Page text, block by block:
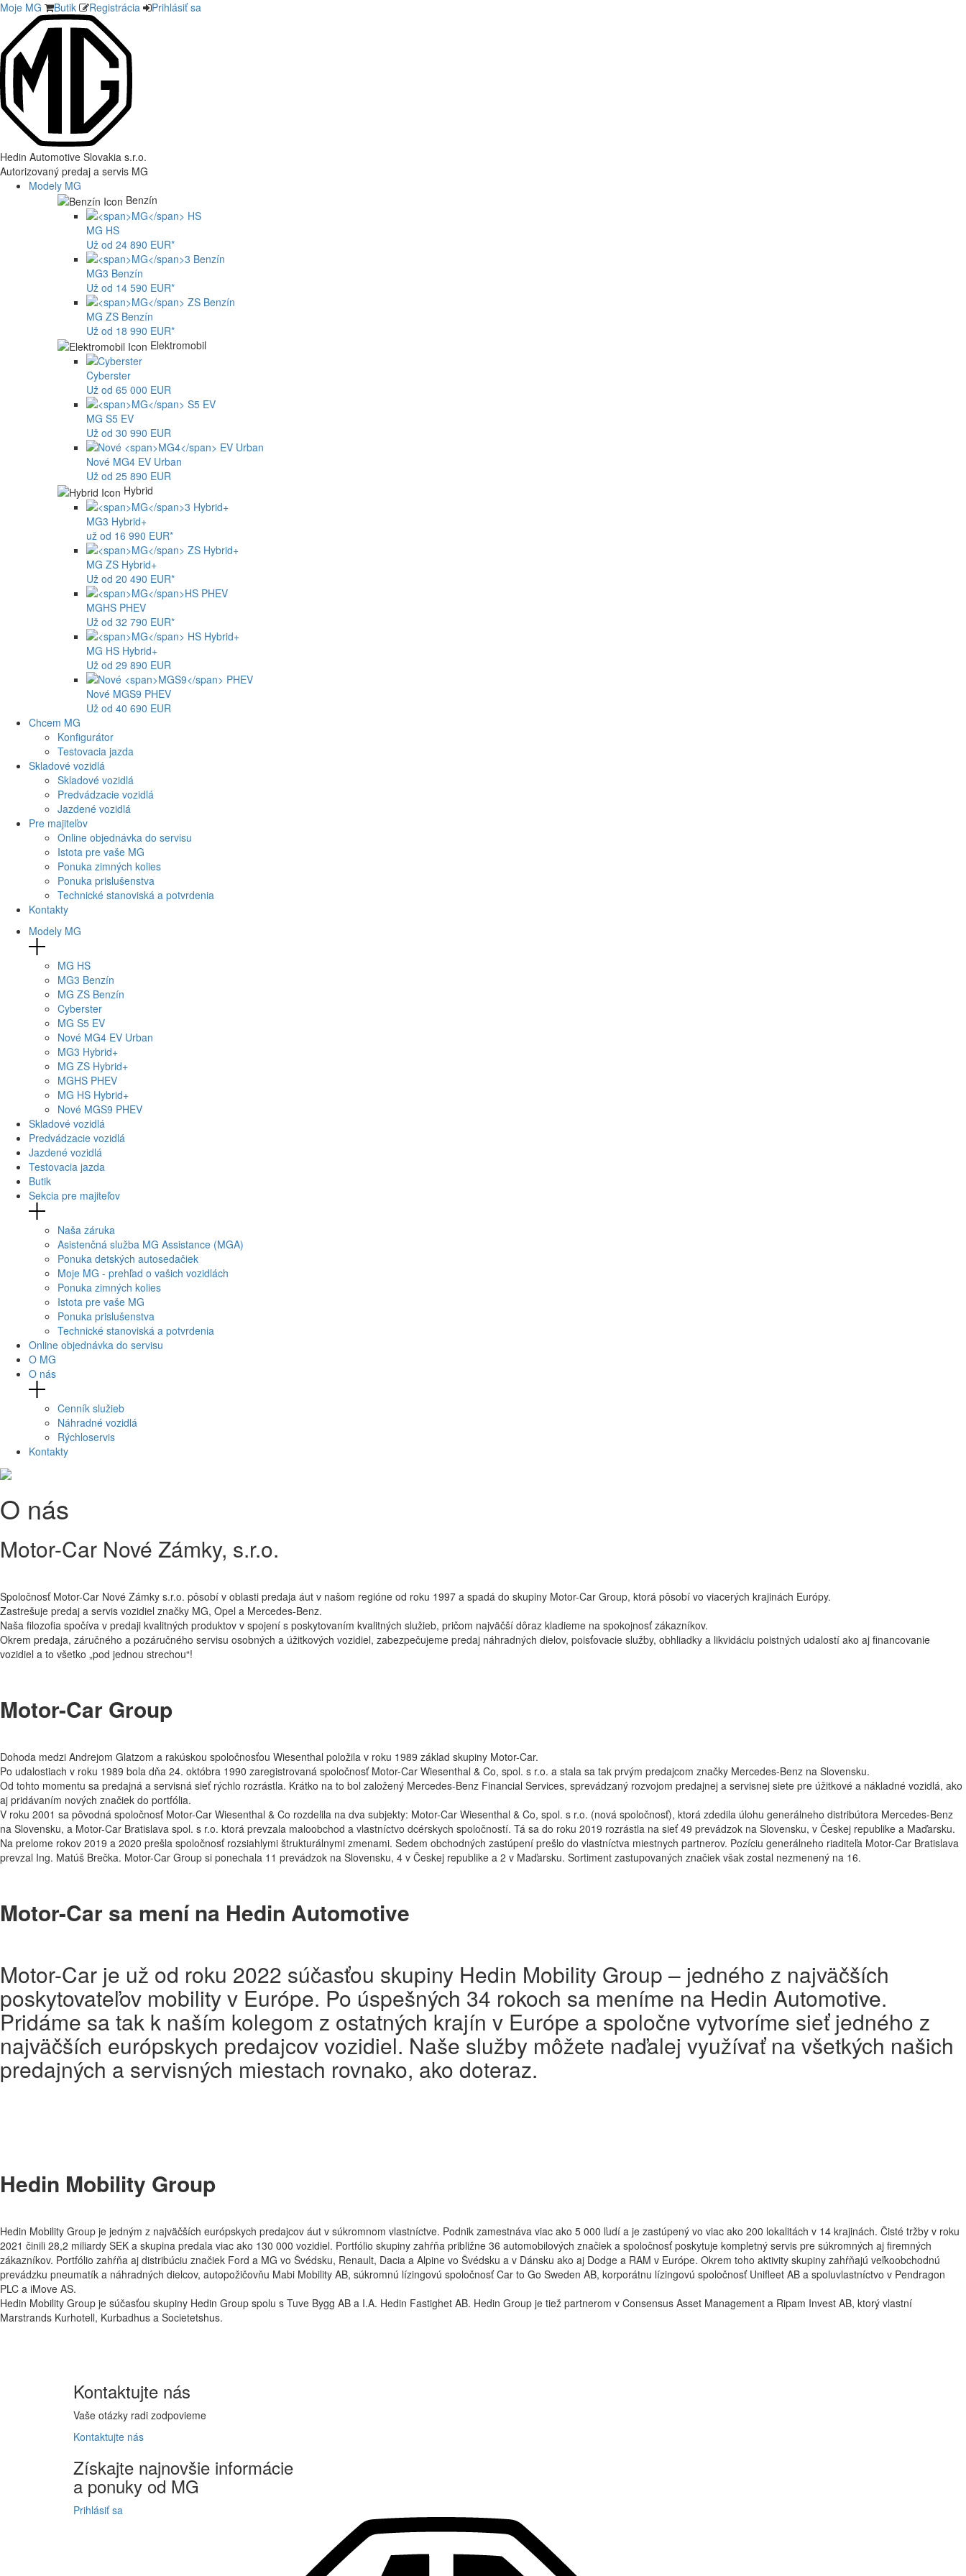
Moje MG Butik Registrácia Prihlásiť sa
Hedin Automotive Slovakia s.r.o.
Autorizovaný predaj a servis MG
Modely MG
Benzín
MG HS
Už od 24 890 EUR*
MG3 Benzín
Už od 14 590 EUR*
MG ZS Benzín
Už od 18 990 EUR*
Elektromobil
Cyberster
Už od 65 000 EUR
MG S5 EV
Už od 30 990 EUR
Nové MG4 EV Urban
Už od 25 890 EUR
Hybrid
MG3 Hybrid+
už od 16 990 EUR*
MG ZS Hybrid+
Už od 20 490 EUR*
MGHS PHEV
Už od 32 790 EUR*
MG HS Hybrid+
Už od 29 890 EUR
Nové MGS9 PHEV
Už od 40 690 EUR
Chcem MG
Konfigurátor
Testovacia jazda
Skladové vozidlá
Skladové vozidlá
Predvádzacie vozidlá
Jazdené vozidlá
Pre majiteľov
Online objednávka do servisu
Istota pre vaše MG
Ponuka zimných kolies
Ponuka prislušenstva
Technické stanoviská a potvrdenia
Kontakty
Modely MG
MG HS
MG3 Benzín
MG ZS Benzín
Cyberster
MG S5 EV
Nové MG4 EV Urban
MG3 Hybrid+
MG ZS Hybrid+
MGHS PHEV
MG HS Hybrid+
Nové MGS9 PHEV
Skladové vozidlá
Predvádzacie vozidlá
Jazdené vozidlá
Testovacia jazda
Butik
Sekcia pre majiteľov
Naša záruka
Asistenčná služba MG Assistance (MGA)
Ponuka detských autosedačiek
Moje MG - prehľad o vašich vozidlách
Ponuka zimných kolies
Istota pre vaše MG
Ponuka prislušenstva
Technické stanoviská a potvrdenia
Online objednávka do servisu
O MG
O nás
Cenník služieb
Náhradné vozidlá
Rýchloservis
Kontakty
O nás
Motor-Car Nové Zámky, s.r.o.
Spoločnosť Motor-Car Nové Zámky s.r.o. pôsobí v oblasti predaja áut v našom regióne od roku 1997 a spadá do skupiny Motor-Car Group, ktorá pôsobí vo viacerých krajinách Európy.
Zastrešuje predaj a servis vozidiel značky MG, Opel a Mercedes-Benz.
Naša filozofia spočíva v predaji kvalitných produktov v spojení s poskytovaním kvalitných služieb, pričom najväčší dôraz kladieme na spokojnosť zákazníkov.
Okrem predaja, záručného a pozáručného servisu osobných a úžitkových vozidiel, zabezpečujeme predaj náhradných dielov, poisťovacie služby, obhliadky a likvidáciu poistných udalostí ako aj financovanie
vozidiel a to všetko „pod jednou strechou“!
Motor-Car Group
Dohoda medzi Andrejom Glatzom a rakúskou spoločnosťou Wiesenthal položila v roku 1989 základ skupiny Motor-Car.
Po udalostiach v roku 1989 bola dňa 24. októbra 1990 zaregistrovaná spoločnosť Motor-Car Wiesenthal & Co, spol. s r.o. a stala sa tak prvým predajcom značky Mercedes-Benz na Slovensku.
Od tohto momentu sa predajná a servisná sieť rýchlo rozrástla. Krátko na to bol založený Mercedes-Benz Financial Services, sprevádzaný rozvojom predajnej a servisnej siete pre úžitkové a nákladné vozidlá, ako
aj pridávaním nových značiek do portfólia.
V roku 2001 sa pôvodná spoločnosť Motor-Car Wiesenthal & Co rozdelila na dva subjekty: Motor-Car Wiesenthal & Co, spol. s r.o. (nová spoločnosť), ktorá zdedila úlohu generálneho distribútora Mercedes-Benz
na Slovensku, a Motor-Car Bratislava spol. s r.o. ktorá prevzala maloobchod a vlastníctvo dcérskych spoločností. Tá sa do roku 2019 rozrástla na sieť 49 prevádzok na Slovensku, v Českej republike a Maďarsku.
Na prelome rokov 2019 a 2020 prešla spoločnosť rozsiahlymi štrukturálnymi zmenami. Sedem obchodných zastúpení prešlo do vlastníctva miestnych partnerov. Pozíciu generálneho riaditeľa Motor-Car Bratislava
prevzal Ing. Matúš Brečka. Motor-Car Group si ponechala 11 prevádzok na Slovensku, 4 v Českej republike a 2 v Maďarsku. Sortiment zastupovaných značiek však zostal nezmenený na 16.
Motor-Car sa mení na Hedin Automotive
Motor-Car je už od roku 2022 súčasťou skupiny Hedin Mobility Group – jedného z najväčších
poskytovateľov mobility v Európe. Po úspešných 34 rokoch sa meníme na Hedin Automotive.
Pridáme sa tak k naším kolegom z ostatných krajín v Európe a spoločne vytvoríme sieť jedného z
najväčších európskych predajcov vozidiel. Naše služby môžete naďalej využívať na všetkých našich
predajných a servisných miestach rovnako, ako doteraz.
Hedin Mobility Group
Hedin Mobility Group je jedným z najväčších európskych predajcov áut v súkromnom vlastníctve. Podnik zamestnáva viac ako 5 000 ľudí a je zastúpený vo viac ako 200 lokalitách v 14 krajinách. Čisté tržby v roku
2021 činili 28,2 miliardy SEK a skupina predala viac ako 130 000 vozidiel. Portfólio skupiny zahŕňa približne 36 automobilových značiek a spoločnosť poskytuje kompletný servis pre súkromných aj firemných
zákazníkov. Portfólio zahŕňa aj distribúciu značiek Ford a MG vo Švédsku, Renault, Dacia a Alpine vo Švédsku a v Dánsku ako aj Dodge a RAM v Európe. Okrem toho aktivity skupiny zahŕňajú veľkoobchodnú
prevádzku pneumatík a náhradných dielcov, autopožičovňu Mabi Mobility AB, súkromnú lízingovú spoločnosť Car to Go Sweden AB, korporátnu lízingovú spoločnosť Unifleet AB a spoluvlastníctvo v Pendragon
PLC a iMove AS.
Hedin Mobility Group je súčasťou skupiny Hedin Group spolu s Tuve Bygg AB a I.A. Hedin Fastighet AB. Hedin Group je tiež partnerom v Consensus Asset Management a Ripam Invest AB, ktorý vlastní
Marstrands Kurhotell, Kurbadhus a Societetshus.
Kontaktujte nás
Vaše otázky radi zodpovieme
Kontaktujte nás
Získajte najnovšie informácie
a ponuky od MG
Prihlásiť sa